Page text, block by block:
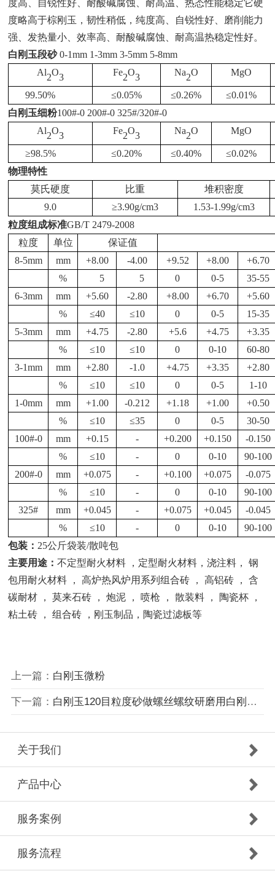
度高、自锐性好、耐酸碱腐蚀、耐高温、热态性能稳定它硬
度略高于棕刚玉，韧性稍低，纯度高、自锐性好、磨削能力
强、发热量小、效率高、耐酸碱腐蚀、耐高温热稳定性好。
白刚玉段砂 0-1mm 1-3mm 3-5mm 5-8mm
Al2O3 Fe2O3 Na2O MgO
99.50% ≤0.05% ≤0.26% ≤0.01%
白刚玉细粉100#-0 200#-0 325#/320#-0
Al2O3 Fe2O3 Na2O MgO
≥98.5% ≤0.20% ≤0.40% ≤0.02%
物理特性
莫氏硬度
比重
堆积密度
9.0
≥3.90g/cm3
1.53-1.99g/cm3
粒度组成标准GB/T 2479-2008
粒度
单位
保证值
8-5mm
mm +8.00 -4.00 +9.52 +8.00
+6.70
%
5 5 0 0-5
35-55
6-3mm
mm +5.60 -2.80 +8.00 +6.70
+5.60
%
≤40 ≤10 0 0-5
15-35
5-3mm
mm +4.75 -2.80 +5.6 +4.75
+3.35
%
≤10 ≤10 0 0-10
60-80
3-1mm
mm +2.80 -1.0 +4.75 +3.35
+2.80
%
≤10 ≤10 0 0-5
1-10
1-0mm
mm +1.00 -0.212 +1.18 +1.00
+0.50
%
≤10 ≤35 0 0-5
30-50
100#-0
mm +0.15 - +0.200 +0.150
-0.150
%
≤10 - 0 0-10
90-100
200#-0
mm +0.075 - +0.100 +0.075
-0.075
%
≤10 - 0 0-10
90-100
325#
mm +0.045 - +0.075 +0.045
-0.045
%
≤10 - 0 0-10
90-100
包装：25公斤袋装/散吨包
主要用途：不定型耐火材料 ，定型耐火材料，浇注料， 钢
包用耐火材料 ， 高炉热风炉用系列组合砖 ， 高铝砖 ， 含
碳耐材 ， 莫来石砖 ， 炮泥 ， 喷枪 ， 散装料 ， 陶瓷杯 ，
粘土砖 ， 组合砖 ，刚玉制品 ，陶瓷过滤板等
上一篇： 白刚玉微粉
下一篇： 白刚玉120目粒度砂做螺丝螺纹研磨用白刚玉金刚砂研磨效果好
关于我们
产品中心
服务案例
服务流程